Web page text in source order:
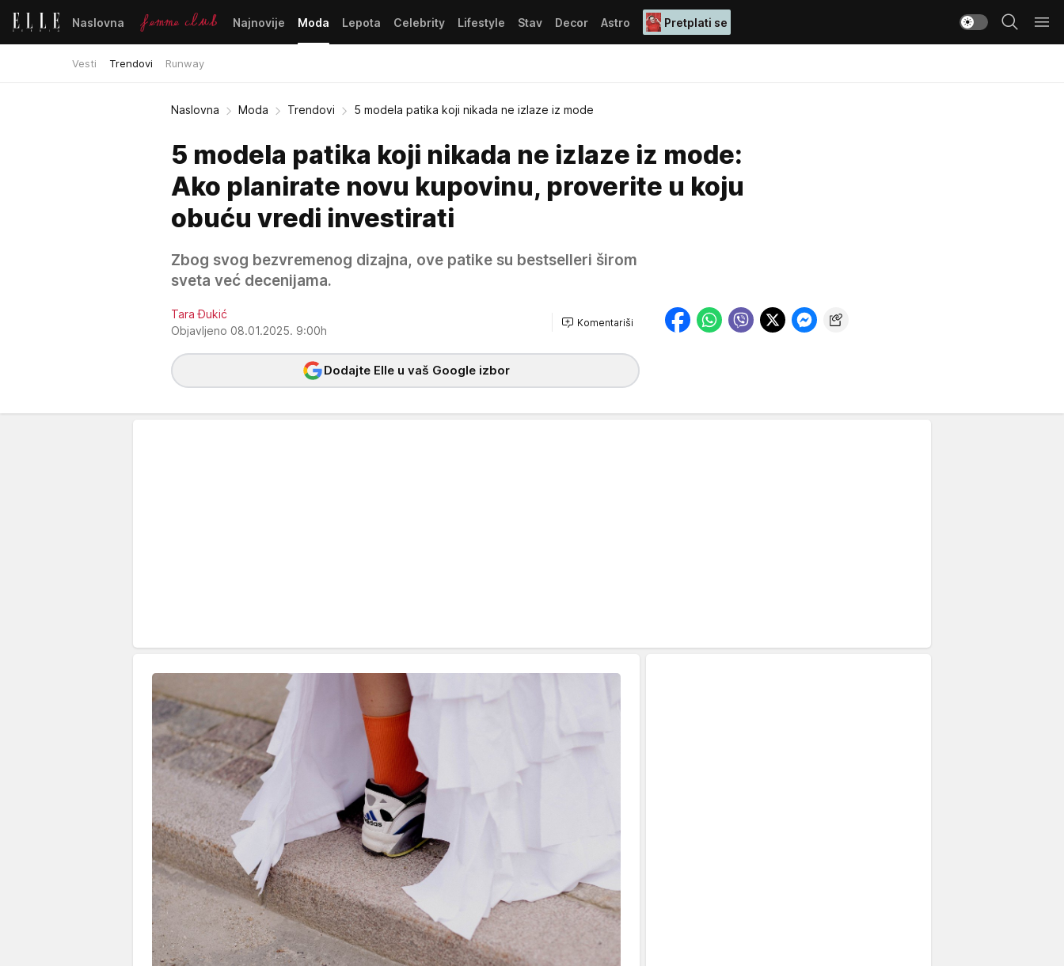
Naslovna Najnovije Moda
Vesti Trendovi Runway
Lepota Celebrity Lifestyle Stav Decor Astro Pretplati se
Naslovna Moda Trendovi 5 modela patika koji nikada ne izlaze iz mode
5 modela patika koji nikada ne izlaze iz mode:
Ako planirate novu kupovinu, proverite u koju
obuću vredi investirati
Zbog svog bezvremenog dizajna, ove patike su bestselleri širom
sveta već decenijama.
Tara Đukić
Objavljeno 08.01.2025. 9:00h
Komentariši
Dodajte Elle u vaš Google izbor